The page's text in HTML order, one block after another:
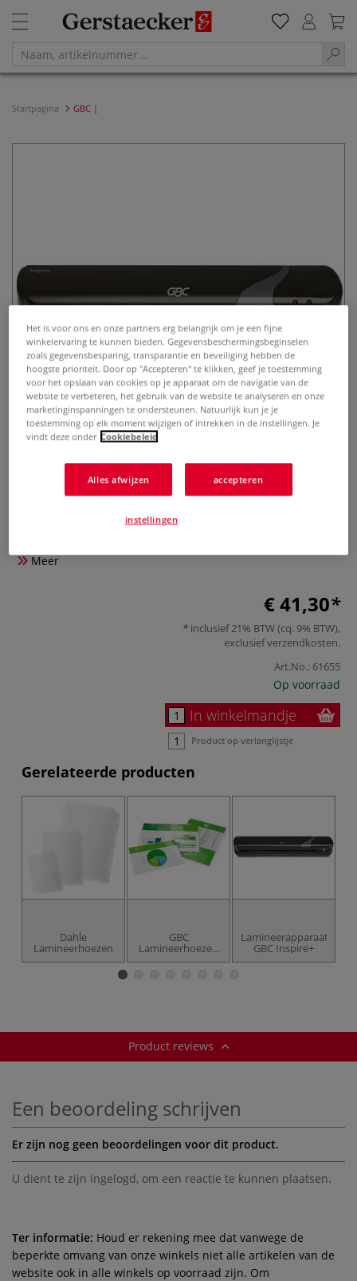
Startpagina GBC |
GBC |
0 Beoordeling
Meer
€ 41,30
inclusief 21% BTW (cq. 9% BTW),
exclusiefverzendkosten.
Art.No.: 61655
Op voorraad
In winkelmandje
Product op verlanglijstje
Gerelateerde producten
Dahle
Lamineerhoezen
GBC
Lamineerhoezen
(25 stuks)
Lamineerapparaat
GBC Inspire+
Product reviews
Een beoordeling schrijven
Er zijn nog geen beoordelingen voor dit product.
U dient te zijn ingelogd, om een reactie te kunnen plaatsen.
Ter informatie: Houd er rekening mee dat vanwege de
beperkte omvang van onze winkels niet alle artikelen van de
website ook in alle winkels op voorraad zijn. Om
Het is voor ons en onze partners erg belangrijk om je een fijne
winkelervaring te kunnen bieden. Gegevensbeschermingsbeginselen
zoals gegevensbesparing, transparantie en beveiliging hebben de
hoogste prioriteit. Door op "Accepteren" te klikken, geef je toestemming
voor het opslaan van cookies op je apparaat om de navigatie van de
website te verbeteren, het gebruik van de website te analyseren en onze
marketinginspanningen te ondersteunen. Natuurlijk kun je je
toestemming op elk moment wijzigen of intrekken in de instellingen. Je
vindt deze onder Cookiebeleid
Alles afwijzen accepteren
instellingen